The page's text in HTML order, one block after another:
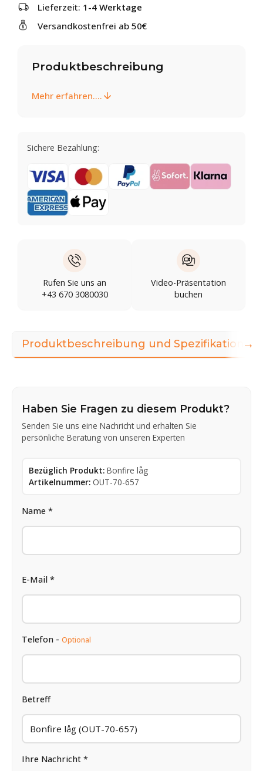
Lieferzeit: 1-4 Werktage
Versandkostenfrei ab 50€
Produktbeschreibung
Mehr erfahren....
Sichere Bezahlung:
Rufen Sie uns an
+43 670 3080030
Video-Präsentation
buchen
Produktbeschreibung und Spezifikationen
Haben Sie Fragen zu diesem Produkt?
Senden Sie uns eine Nachricht und erhalten Sie
persönliche Beratung von unseren Experten
Bezüglich Produkt: Bonfire låg
Artikelnummer: OUT-70-657
Name *
E-Mail *
Telefon - Optional
Betreff
Ihre Nachricht *
→